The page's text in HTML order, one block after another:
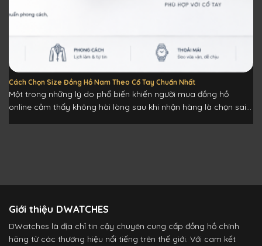
Cách Chọn Size Đồng Hồ Nam Theo Cổ Tay Chuẩn Nhất
Một trong những lý do phổ biến khiến người mua đồng hồ
online cảm thấy không hài lòng sau khi nhận hàng là chọn sai...
Giới thiệu DWATCHES
DWatches là địa chỉ tin cậy chuyên cung cấp đồng hồ chính
hãng từ các thương hiệu nổi tiếng trên thế giới. Với cam kết